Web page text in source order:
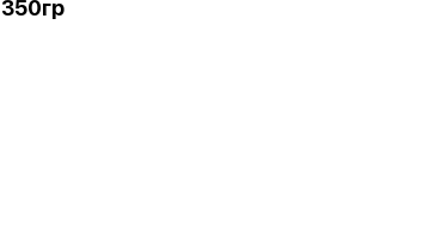
350гр